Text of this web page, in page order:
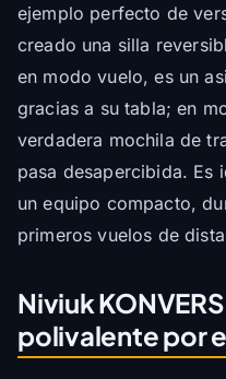
ejemplo perfecto de
creado una silla
en modo vuelo, es un
gracias a su tabla; en
verdadera mochila de
pasa desapercibida. Es
un equipo compacto,
primeros vuelos de
Niviuk
polivalente por